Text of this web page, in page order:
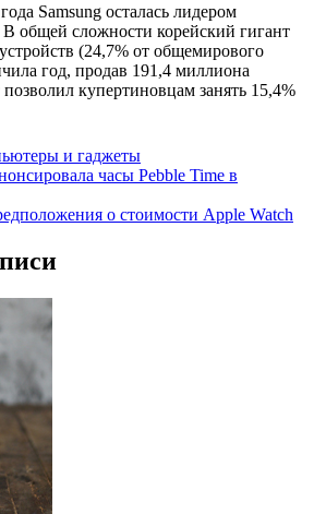
Samsung осталась лидером
общей сложности корейский гигант
(24,7% от общемирового
год, продав 191,4 миллиона
позволил купертиновцам занять 15,4%
и гаджеты
часы Pebble Time в
о стоимости Apple Watch